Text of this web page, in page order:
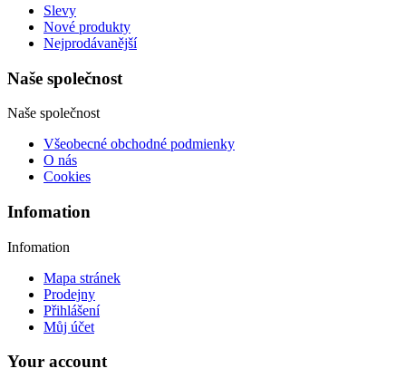
Slevy
Nové produkty
Nejprodávanější
Naše společnost
Naše společnost
Všeobecné obchodné podmienky
O nás
Cookies
Infomation
Infomation
Mapa stránek
Prodejny
Přihlášení
Můj účet
Your account